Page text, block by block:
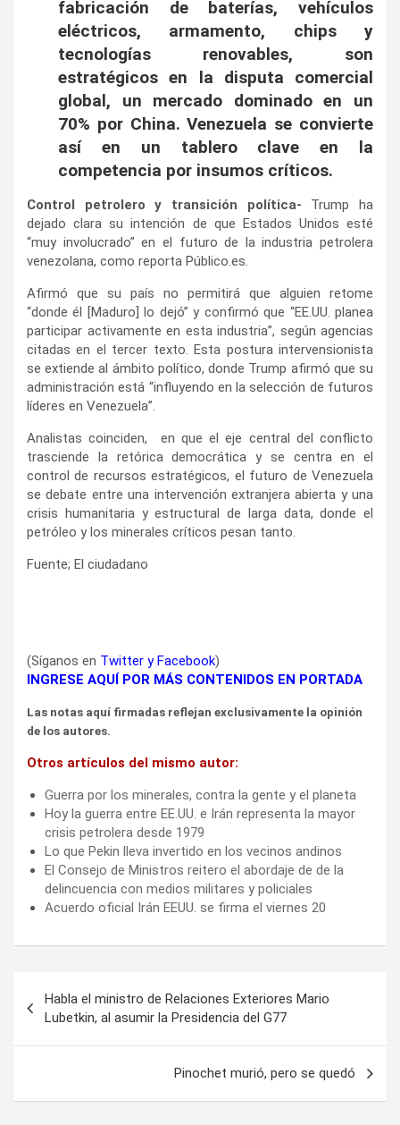
fabricación de baterías, vehículos
eléctricos, armamento, chips y
tecnologías renovables, son
estratégicos en la disputa comercial
global, un mercado dominado en un
70% por China. Venezuela se convierte
así en un tablero clave en la
competencia por insumos críticos.
Control petrolero y transición política- Trump ha
dejado clara su intención de que Estados Unidos esté
“muy involucrado” en el futuro de la industria petrolera
venezolana, como reporta Público.es.
Afirmó que su país no permitirá que alguien retome
“donde él [Maduro] lo dejó” y confirmó que “EE.UU. planea
participar activamente en esta industria”, según agencias
citadas en el tercer texto. Esta postura intervensionista
se extiende al ámbito político, donde Trump afirmó que su
administración está “influyendo en la selección de futuros
líderes en Venezuela”.
Analistas coinciden, en que el eje central del conflicto
trasciende la retórica democrática y se centra en el
control de recursos estratégicos, el futuro de Venezuela
se debate entre una intervención extranjera abierta y una
crisis humanitaria y estructural de larga data, donde el
petróleo y los minerales críticos pesan tanto.
Fuente; El ciudadano
(Síganos en Twitter yFacebook)
INGRESE AQUÍ POR MÁS CONTENIDOS EN PORTADA
Las notas aquí firmadas reflejan exclusivamente la opinión
de los autores.
Otros artículos del mismo autor:
Guerra por los minerales, contra la gente y el planeta
Hoy la guerra entre EE.UU. e Irán representa la mayor
crisis petrolera desde 1979
Lo que Pekin lleva invertido en los vecinos andinos
El Consejo de Ministros reitero el abordaje de de la
delincuencia con medios militares y policiales
Acuerdo oficial Irán EEUU. se firma el viernes 20
de
entradas
Habla el ministro de Relaciones Exteriores Mario
Lubetkin, al asumir la Presidencia del G77
Pinochet murió, pero se quedó